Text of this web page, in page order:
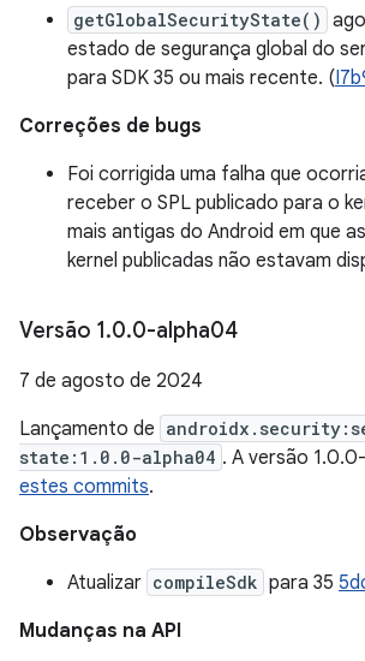
getGlobalSecurityState()
estado de segurança global do
para SDK 35 ou mais recente. (
Correções de bugs
Foi corrigida uma falha que
receber o SPL publicado para o
mais antigas do Android em que
kernel publicadas não estavam
Versão 1.0.0-alpha04
7 de agosto de 2024
Lançamento de
state:1.0.0-alpha04 . A versão
estes commits.
Observação
Atualizar compileSdk para 35
Mudanças na API